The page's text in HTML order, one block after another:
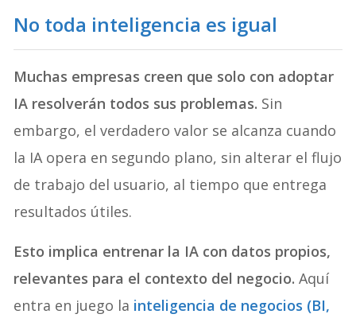
No toda inteligencia es igual
Muchas empresas creen que solo con adoptar
IA resolverán todos sus problemas. Sin
embargo, el verdadero valor se alcanza cuando
la IA opera en segundo plano, sin alterar el flujo
de trabajo del usuario, al tiempo que entrega
resultados útiles.
Esto implica entrenar la IA con datos propios,
relevantes para el contexto del negocio. Aquí
entra en juego la inteligencia de negocios (BI,